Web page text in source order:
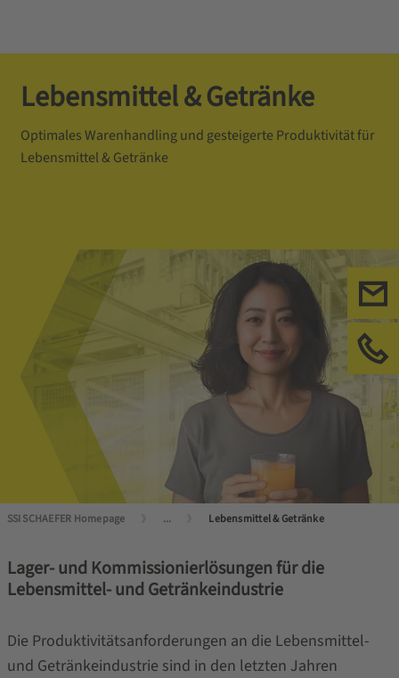
Lebensmittel & Getränke
Optimales Warenhandling und gesteigerte Produktivität für
Lebensmittel & Getränke
SSI SCHAEFER Homepage ... Lebensmittel & Getränke
Lager- und Kommissionierlösungen für die
Lebensmittel- und Getränkeindustrie
Die Produktivitätsanforderungen an die Lebensmittel-
und Getränkeindustrie sind in den letzten Jahren